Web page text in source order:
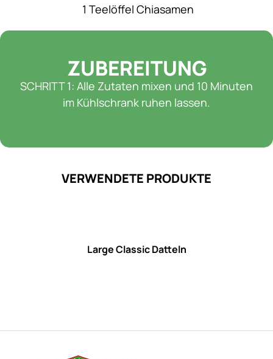
1 Teelöffel Chiasamen
ZUBEREITUNG
SCHRITT 1: Alle Zutaten mixen und 10 Minuten
im Kühlschrank ruhen lassen.
VERWENDETE PRODUKTE
Large Classic Datteln